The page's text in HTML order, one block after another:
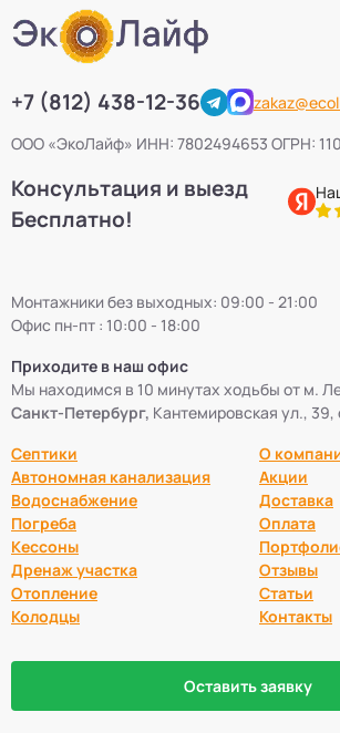
+7 (812) 438-12-36
ООО «ЭкоЛайф» ИНН: 7802494653 ОГРН:
Консультация и выезд
Бесплатно!
Монтажники без выходных: 09:00 - 21:00
Офис пн-пт : 10:00 - 18:00
Приходите в наш офис
Мы находимся в 10 минутах ходьбы от м.
Санкт-Петербург, Кантемировская ул., 39,
Септики
Автономная канализация
Водоснабжение
Погреба
Кессоны
Дренаж участка
Отопление
Колодцы
О
Акции
Доставка
Оплата
Отзывы
Статьи
Контакты
Оставить заявку